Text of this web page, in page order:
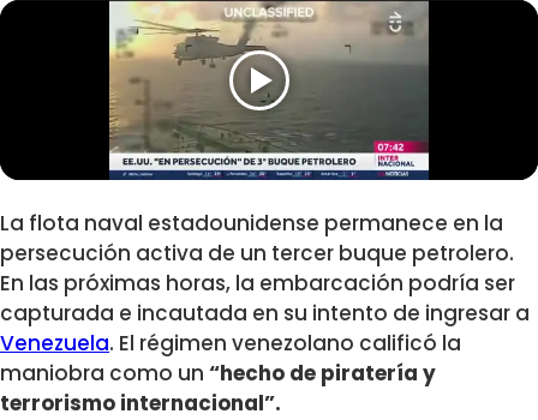
La flota naval estadounidense permanece en la
persecución activa de un tercer buque petrolero.
En las próximas horas, la embarcación podría ser
capturada e incautada en su intento de ingresar a
Venezuela. El régimen venezolano calificó la
maniobra como un “hecho de piratería y
terrorismo internacional”.